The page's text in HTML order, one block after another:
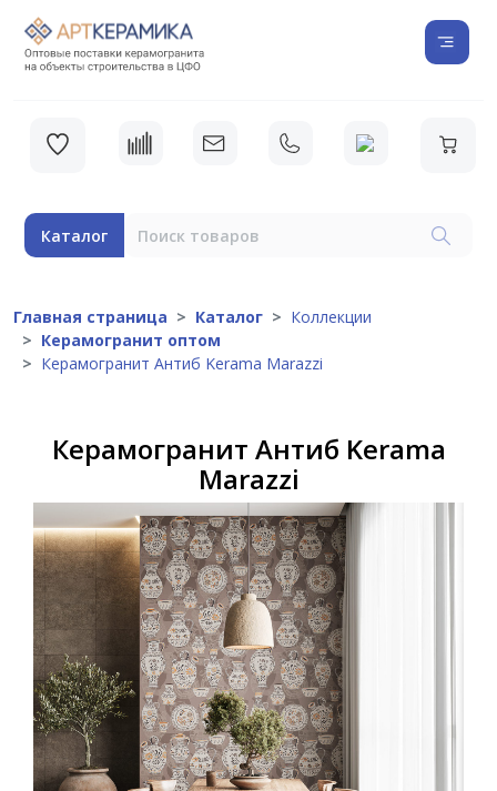
Каталог
Главная страница Каталог
Коллекции
Керамогранит оптом
Керамогранит Антиб Kerama Marazzi
Керамогранит Антиб Kerama
Marazzi